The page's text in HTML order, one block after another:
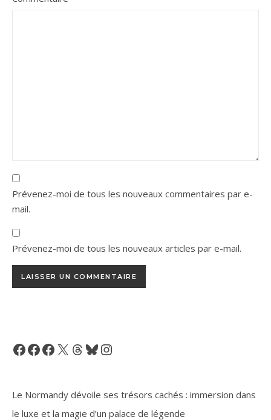
Prévenez-moi de tous les nouveaux commentaires par e-
mail.
Prévenez-moi de tous les nouveaux articles par e-mail.
Facebook
Facebook
Facebook
X Threads
BlueskyInstagram
Le Normandy dévoile ses trésors cachés : immersion dans
le luxe et la magie d’un palace de légende